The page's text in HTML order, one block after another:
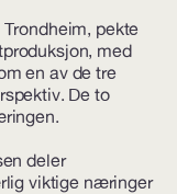
pekte
med
en av de tre
De to
deler
viktige næringer